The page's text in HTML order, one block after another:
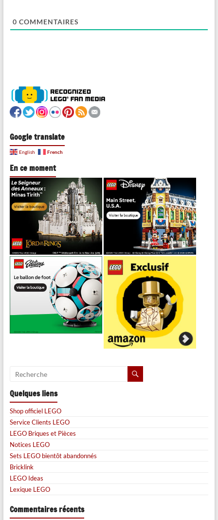
0 COMMENTAIRES
Google translate
English French
En ce moment
Quelques liens
Shop officiel LEGO
Service Clients LEGO
LEGO Briques et Pièces
Notices LEGO
Sets LEGO bientôt abandonnés
Bricklink
LEGO Ideas
Lexique LEGO
Commentaires récents